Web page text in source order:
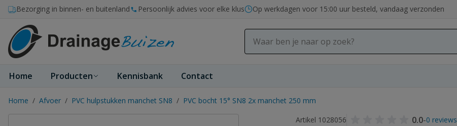
Ga naar de inhoud
Bezorging in binnen- en buitenland Persoonlijk advies voor elke klus Op werkdagen voor 15:00 uur besteld, vandaag verzonden
Home Producten Kennisbank Contact
Home / Afvoer / PVC hulpstukken manchet SN8 / PVC bocht 15° SN8 2x manchet 250 mm
Artikel 1028056
0.0-0 reviews